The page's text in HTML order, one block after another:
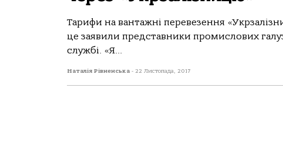
Тарифи на вантажні перевезення
це заявили представники промислових
службі. «Я...
Наталія Рівненська - 22 Листопада, 2017